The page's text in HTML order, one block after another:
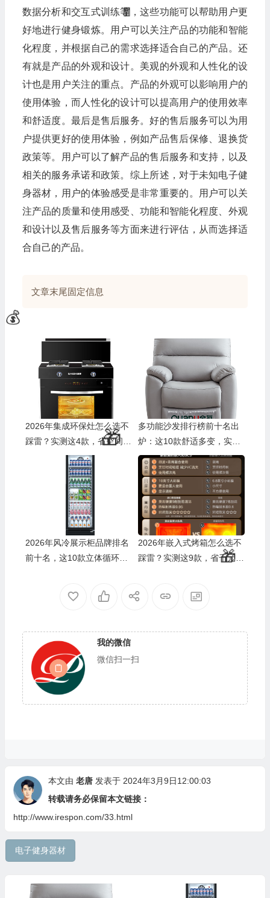
数据分析和交互式训练等，这些功能可以帮助用户更
好地进行健身锻炼。用户可以关注产品的功能和智能
化程度，并根据自己的需求选择适合自己的产品。还
有就是产品的外观和设计。美观的外观和人性化的设
计也是用户关注的重点。产品的外观可以影响用户的
使用体验，而人性化的设计可以提高用户的使用效率
和舒适度。最后是售后服务。好的售后服务可以为用
户提供更好的使用体验，例如产品售后保修、退换货
政策等。用户可以了解产品的售后服务和支持，以及
相关的服务承诺和政策。综上所述，对于未知电子健
身器材，用户的体验感受是非常重要的。用户可以关
注产品的质量和使用感受、功能和智能化程度、外观
和设计以及售后服务等方面来进行评估，从而选择适
合自己的产品。
文章末尾固定信息
2026年集成环保灶怎么选不
踩雷？实测这4款，省空间还
超吸油烟！
多功能沙发排行榜前十名出
炉：这10款舒适多变，实用
度拉满！
2026年风冷展示柜品牌排名
前十名，这10款立体循环制
2026年嵌入式烤箱怎么选不
踩雷？实测这9款，省千元还
我的微信
微信扫一扫
本文由 老唐发表于 2024年3月9日12:00:03
转载请务必保留本文链接：
http://www.irespon.com/33.html
电子健身器材
🧧